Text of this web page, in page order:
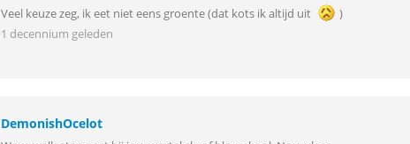
Veel keuze zeg, ik eet niet eens groente (dat kots ik altijd uit
)
1 decennium geleden
DemonishOcelot